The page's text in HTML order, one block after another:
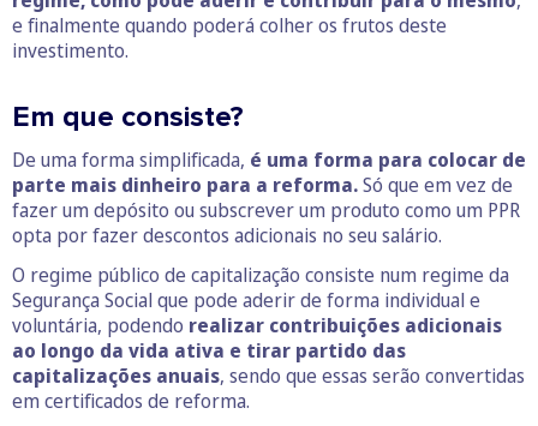
e finalmente quando poderá colher os frutos deste
investimento.
Em que consiste?
De uma forma simplificada, é uma forma para colocar de
parte mais dinheiro para a reforma.Só que em vez de
fazer um depósito ou subscrever um produto como um PPR
opta por fazer descontos adicionais no seu salário.
O regime público de capitalização consiste num regime da
Segurança Social que pode aderir de forma individual e
voluntária, podendo realizar contribuições adicionais
ao longo da vida ativa e tirar partido das
capitalizações anuais, sendo que essas serão convertidas
em certificados de reforma.